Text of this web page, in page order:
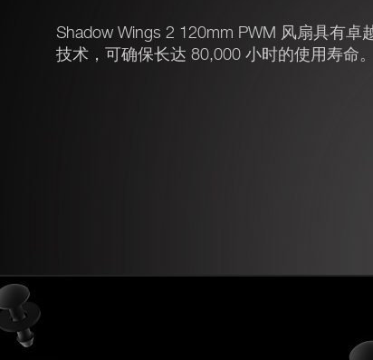
Shadow Wings 2 120mm PWM 风扇具有卓
技术，可确保长达 80,000 小时的使用寿命。